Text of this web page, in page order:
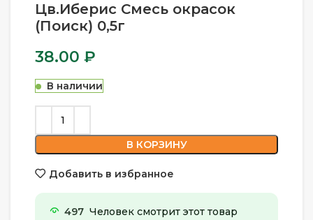
Цв.Иберис Смесь окрасок
(Поиск) 0,5г
38.00 ₽
В наличии
В КОРЗИНУ
Добавить в избранное
497 Человек смотрит этот товар